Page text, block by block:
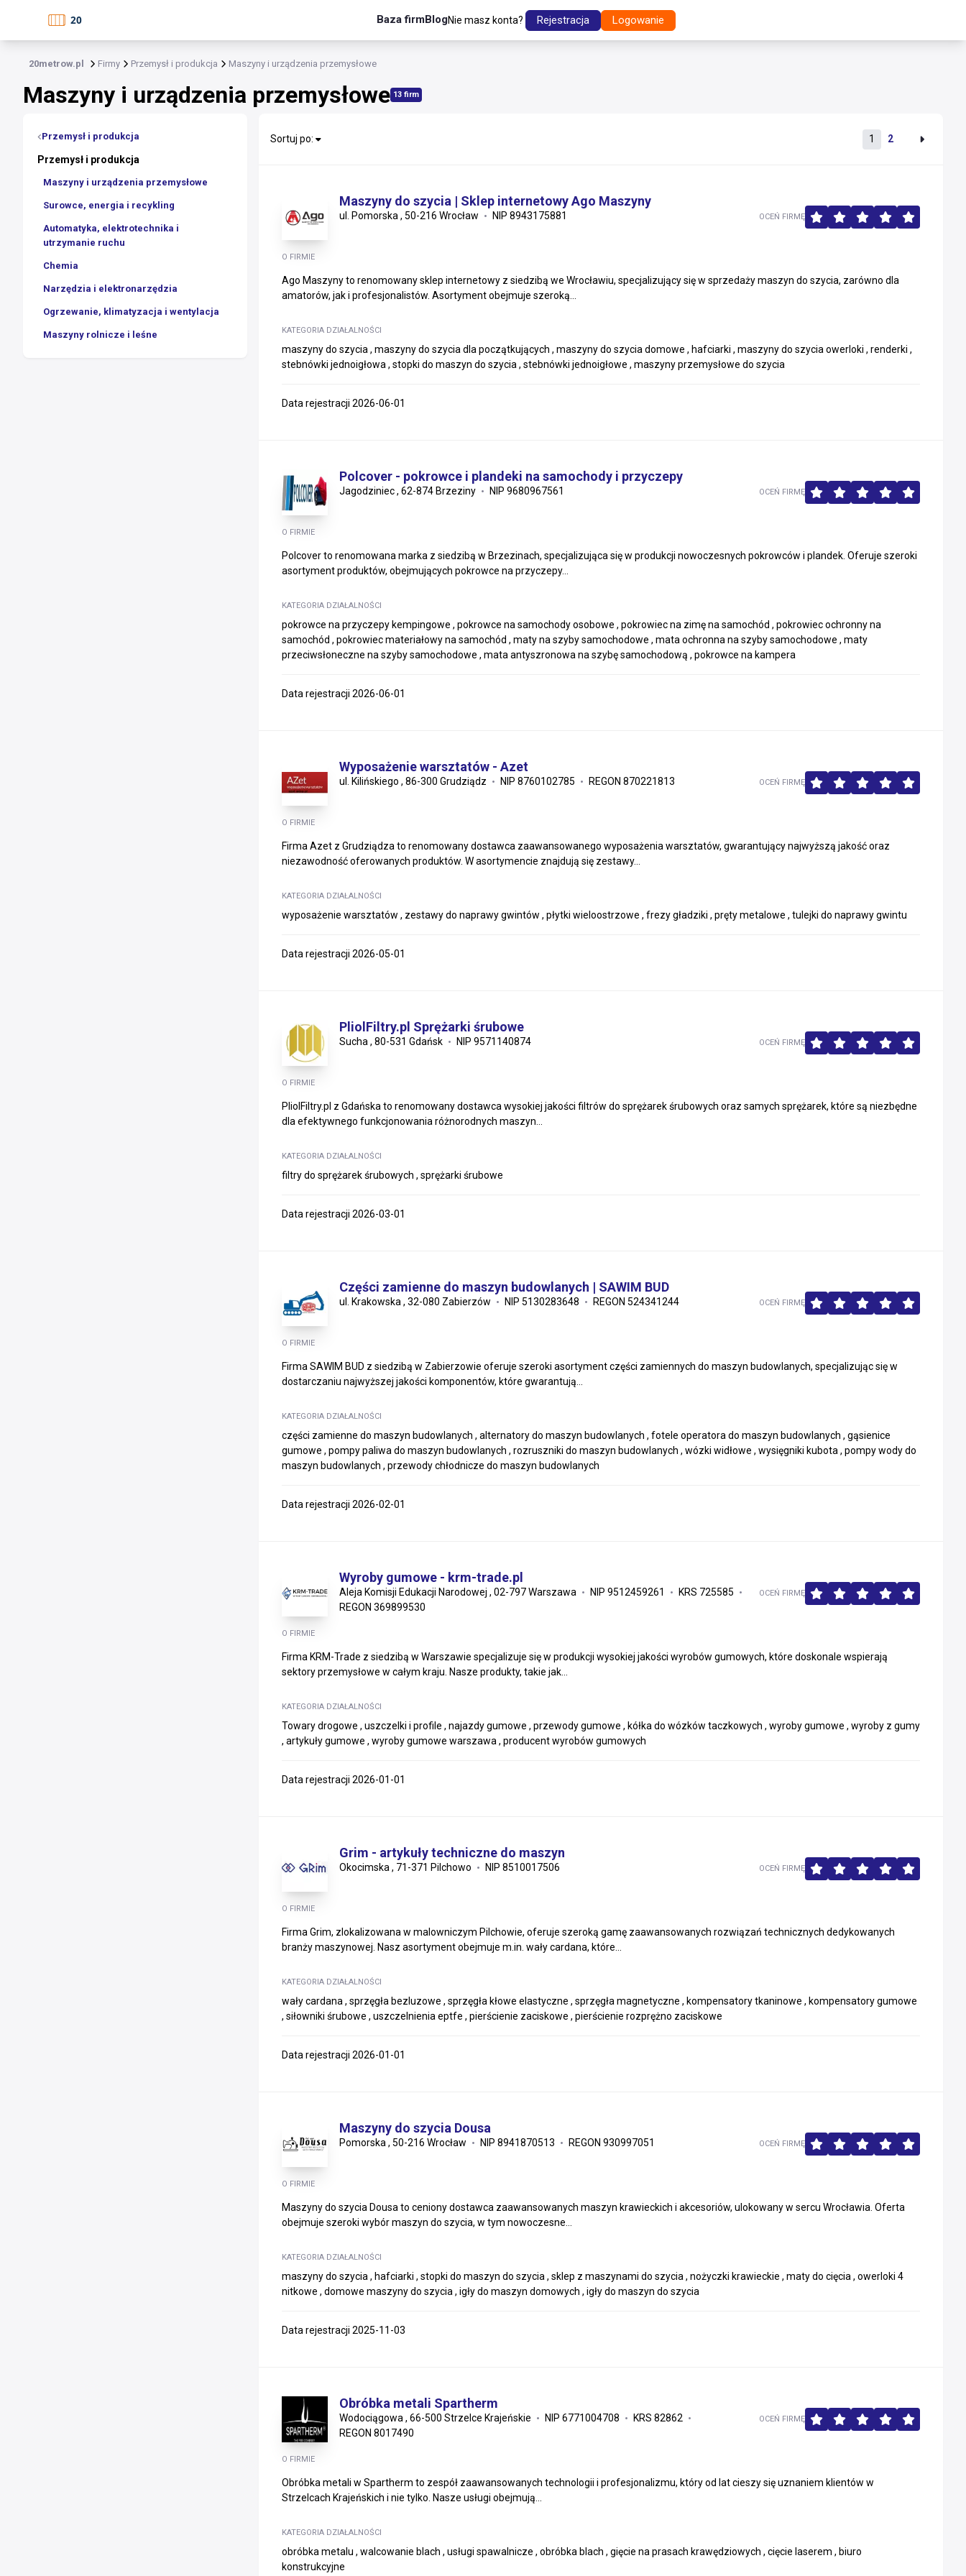
Baza firmBlogNie masz konta? Rejestracja Logowanie
20metrow.pl Firmy Przemysł i produkcja Maszyny i urządzenia przemysłowe
Maszyny i urządzenia przemysłowe 13 firm
Przemysł i produkcja
Przemysł i produkcja
Maszyny i urządzenia przemysłowe
Surowce, energia i recykling
Automatyka, elektrotechnika i
utrzymanie ruchu
Chemia
Narzędzia i elektronarzędzia
Ogrzewanie, klimatyzacja i wentylacja
Maszyny rolnicze i leśne
Sortuj po: 1 2
Maszyny do szycia | Sklep internetowy Ago Maszyny
ul. Pomorska , 50-216 Wrocław NIP 8943175881
O FIRMIE
Ago Maszyny to renomowany sklep internetowy z siedzibą we Wrocławiu, specjalizujący się w sprzedaży maszyn do szycia, zarówno dla
amatorów, jak i profesjonalistów. Asortyment obejmuje szeroką...
KATEGORIA DZIAŁALNOŚCI
maszyny do szycia , maszyny do szycia dla początkujących , maszyny do szycia domowe , hafciarki , maszyny do szycia owerloki , renderki ,
stebnówki jednoigłowa , stopki do maszyn do szycia , stebnówki jednoigłowe , maszyny przemysłowe do szycia
OCEŃ FIRMĘ
Data rejestracji 2026-06-01
Polcover - pokrowce i plandeki na samochody i przyczepy
Jagodziniec , 62-874 Brzeziny NIP 9680967561
O FIRMIE
Polcover to renomowana marka z siedzibą w Brzezinach, specjalizująca się w produkcji nowoczesnych pokrowców i plandek. Oferuje szeroki
asortyment produktów, obejmujących pokrowce na przyczepy...
KATEGORIA DZIAŁALNOŚCI
pokrowce na przyczepy kempingowe , pokrowce na samochody osobowe , pokrowiec na zimę na samochód , pokrowiec ochronny na
samochód , pokrowiec materiałowy na samochód , maty na szyby samochodowe , mata ochronna na szyby samochodowe , maty
przeciwsłoneczne na szyby samochodowe , mata antyszronowa na szybę samochodową , pokrowce na kampera
OCEŃ FIRMĘ
Data rejestracji 2026-06-01
Wyposażenie warsztatów - Azet
ul. Kilińskiego , 86-300 Grudziądz NIP 8760102785 REGON 870221813
O FIRMIE
Firma Azet z Grudziądza to renomowany dostawca zaawansowanego wyposażenia warsztatów, gwarantujący najwyższą jakość oraz
niezawodność oferowanych produktów. W asortymencie znajdują się zestawy...
KATEGORIA DZIAŁALNOŚCI
wyposażenie warsztatów , zestawy do naprawy gwintów , płytki wieloostrzowe , frezy gładziki , pręty metalowe , tulejki do naprawy gwintu
OCEŃ FIRMĘ
Data rejestracji 2026-05-01
PliolFiltry.pl Sprężarki śrubowe
Sucha , 80-531 Gdańsk NIP 9571140874
O FIRMIE
PliolFiltry.pl z Gdańska to renomowany dostawca wysokiej jakości filtrów do sprężarek śrubowych oraz samych sprężarek, które są niezbędne
dla efektywnego funkcjonowania różnorodnych maszyn...
KATEGORIA DZIAŁALNOŚCI
filtry do sprężarek śrubowych , sprężarki śrubowe
OCEŃ FIRMĘ
Data rejestracji 2026-03-01
Części zamienne do maszyn budowlanych | SAWIM BUD
ul. Krakowska , 32-080 Zabierzów NIP 5130283648 REGON 524341244
O FIRMIE
Firma SAWIM BUD z siedzibą w Zabierzowie oferuje szeroki asortyment części zamiennych do maszyn budowlanych, specjalizując się w
dostarczaniu najwyższej jakości komponentów, które gwarantują...
KATEGORIA DZIAŁALNOŚCI
części zamienne do maszyn budowlanych , alternatory do maszyn budowlanych , fotele operatora do maszyn budowlanych , gąsienice
gumowe , pompy paliwa do maszyn budowlanych , rozruszniki do maszyn budowlanych , wózki widłowe , wysięgniki kubota , pompy wody do
maszyn budowlanych , przewody chłodnicze do maszyn budowlanych
OCEŃ FIRMĘ
Data rejestracji 2026-02-01
Wyroby gumowe - krm-trade.pl
Aleja Komisji Edukacji Narodowej , 02-797 Warszawa NIP 9512459261
KRS 725585
REGON 369899530
O FIRMIE
Firma KRM-Trade z siedzibą w Warszawie specjalizuje się w produkcji wysokiej jakości wyrobów gumowych, które doskonale wspierają
sektory przemysłowe w całym kraju. Nasze produkty, takie jak...
KATEGORIA DZIAŁALNOŚCI
Towary drogowe , uszczelki i profile , najazdy gumowe , przewody gumowe , kółka do wózków taczkowych , wyroby gumowe , wyroby z gumy
, artykuły gumowe , wyroby gumowe warszawa , producent wyrobów gumowych
OCEŃ FIRMĘ
Data rejestracji 2026-01-01
Grim - artykuły techniczne do maszyn
Okocimska , 71-371 Pilchowo NIP 8510017506
O FIRMIE
Firma Grim, zlokalizowana w malowniczym Pilchowie, oferuje szeroką gamę zaawansowanych rozwiązań technicznych dedykowanych
branży maszynowej. Nasz asortyment obejmuje m.in. wały cardana, które...
KATEGORIA DZIAŁALNOŚCI
wały cardana , sprzęgła bezluzowe , sprzęgła kłowe elastyczne , sprzęgła magnetyczne , kompensatory tkaninowe , kompensatory gumowe
, siłowniki śrubowe , uszczelnienia eptfe , pierścienie zaciskowe , pierścienie rozprężno zaciskowe
OCEŃ FIRMĘ
Data rejestracji 2026-01-01
Maszyny do szycia Dousa
Pomorska , 50-216 Wrocław NIP 8941870513 REGON 930997051
O FIRMIE
Maszyny do szycia Dousa to ceniony dostawca zaawansowanych maszyn krawieckich i akcesoriów, ulokowany w sercu Wrocławia. Oferta
obejmuje szeroki wybór maszyn do szycia, w tym nowoczesne...
KATEGORIA DZIAŁALNOŚCI
maszyny do szycia , hafciarki , stopki do maszyn do szycia , sklep z maszynami do szycia , nożyczki krawieckie , maty do cięcia , owerloki 4
nitkowe , domowe maszyny do szycia , igły do maszyn domowych , igły do maszyn do szycia
OCEŃ FIRMĘ
Data rejestracji 2025-11-03
Obróbka metali Spartherm
Wodociągowa , 66-500 Strzelce Krajeńskie NIP 6771004708
KRS 82862
REGON 8017490
O FIRMIE
Obróbka metali w Spartherm to zespół zaawansowanych technologii i profesjonalizmu, który od lat cieszy się uznaniem klientów w
Strzelcach Krajeńskich i nie tylko. Nasze usługi obejmują...
KATEGORIA DZIAŁALNOŚCI
obróbka metalu , walcowanie blach , usługi spawalnicze , obróbka blach , gięcie na prasach krawędziowych , cięcie laserem , biuro
konstrukcyjne
OCEŃ FIRMĘ